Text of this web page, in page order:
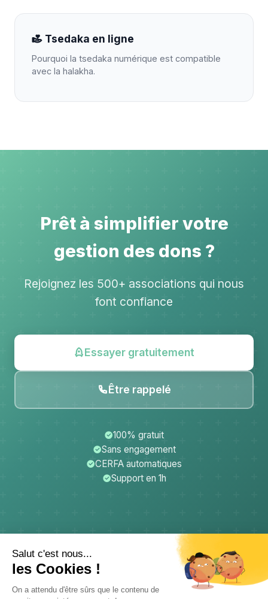
Tsedaka en ligne
Pourquoi la tsedaka numérique est compatible
avec la halakha.
Prêt à simplifier votre
gestion des dons ?
Rejoignez les 500+ associations qui nous
font confiance
Essayer gratuitement
Être rappelé
100% gratuit
Sans engagement
CERFA automatiques
Support en 1h
CerfApp